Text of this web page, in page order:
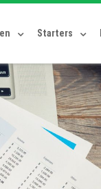
Starters